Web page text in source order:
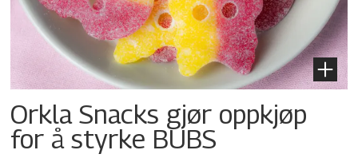
Orkla Snacks gjør oppkjøp
for å styrke BUBS